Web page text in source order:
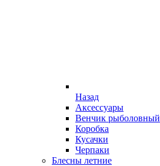
Назад
Аксессуары
Венчик рыболовный
Коробка
Кусачки
Черпаки
Блесны летние